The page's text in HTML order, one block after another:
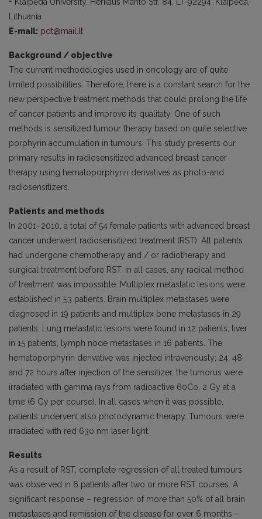
Lithuania
E-mail: pdt@mail.lt
Background / objective
The current methodologies used in oncology are of quite
limited possibilities. Therefore, there is a constant search for the
new perspective treatment methods that could prolong the life
of cancer patients and improve its qualitaty. One of such
methods is sensitized tumour therapy based on quite selective
porphyrin accumulation in tumours. This study presents our
primary results in radiosensitized advanced breast cancer
therapy using hematoporphyrin derivatives as photo-and
radiosensitizers.
Patients and methods
In 2001–2010, a total of 54 female patients with advanced breast
cancer underwent radiosensitized treatment (RST). All patients
had undergone chemotherapy and / or radiotherapy and
surgical treatment before RST. In all cases, any radical method
of treatment was impossible. Multiplex metastatic lesions were
established in 53 patients. Brain multiplex metastases were
diagnosed in 19 patients and multiplex bone metastases in 29
patients. Lung metastatic lesions were found in 12 patients, liver
in 15 patients, lymph node metastases in 16 patients. The
hematoporphyrin derivative was injected intravenously; 24, 48
and 72 hours after injection of the sensitizer, the tumorus were
irradiated with gamma rays from radioactive 60Co, 2 Gy at a
time (6 Gy per course). In all cases when it was possible,
patients undervent also photodynamic therapy. Tumours were
irradiated with red 630 nm laser light.
Results
As a result of RST, complete regression of all treated tumours
was observed in 6 patients after two or more RST courses. A
significant response – regression of more than 50% of all brain
metastases and remission of the disease for over 6 months –